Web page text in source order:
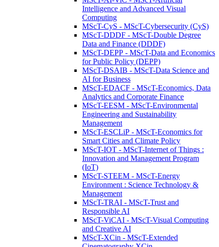
Intelligence and Advanced Visual
Computing
MScT-CyS - MScT-Cybersecurity (CyS)
MScT-DDDF - MScT-Double Degree
Data and Finance (DDDF)
MScT-DEPP - MScT-Data and Economics
for Public Policy (DEPP)
MScT-DSAIB - MScT-Data Science and
AI for Business
MScT-EDACF - MScT-Economics, Data
Analytics and Corporate Finance
MScT-EESM - MScT-Environmental
Engineering and Sustainability
Management
MScT-ESCLiP - MScT-Economics for
Smart Cities and Climate Policy
MScT-IOT - MScT-Internet of Things :
Innovation and Management Program
(IoT)
MScT-STEEM - MScT-Energy
Environment : Science Technology &
Management
MScT-TRAI - MScT-Trust and
Responsible AI
MScT-ViCAI - MScT-Visual Computing
and Creative AI
MScT-XCin - MScT-Extended